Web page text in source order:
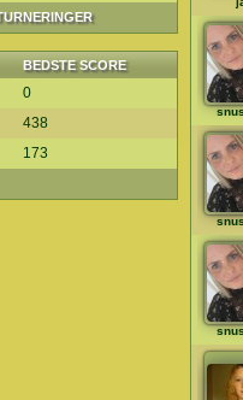
BEDSTE SCORE
0
438
173